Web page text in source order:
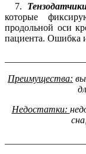
7. Тензодатчик
которые
продольной оси
пациента. Ошибка
Преимущества:
Недостатки:
сна